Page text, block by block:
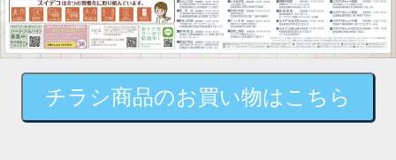
チラシ商品のお買い物はこちら